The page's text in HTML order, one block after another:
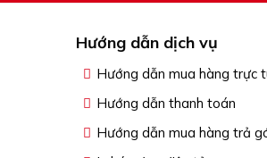
Hướng dẫn dịch vụ
Hướng dẫn mua hàng trực
Hướng dẫn thanh toán
Hướng dẫn mua hàng trả